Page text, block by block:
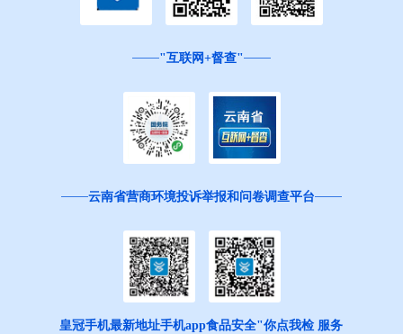
"互联网+督查"
云南省营商环境投诉举报和问卷调查平台
皇冠手机最新地址手机app食品安全"你点我检 服务